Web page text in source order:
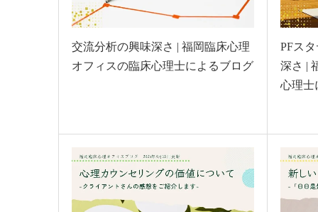
交流分析の興味深さ | 福岡臨床心理
オフィスの臨床心理士によるブログ
PFス
深さ |
心理士